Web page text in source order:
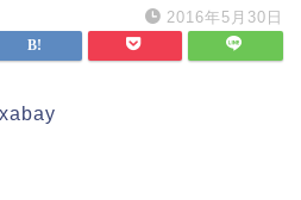
2016年5月30日